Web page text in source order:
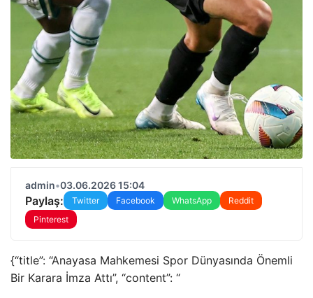
admin•03.06.2026 15:04
Paylaş: Twitter Facebook WhatsApp
Reddit
Pinterest
{“title”: “Anayasa Mahkemesi Spor Dünyasında Önemli
Bir Karara İmza Attı”, “content”: “